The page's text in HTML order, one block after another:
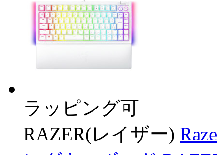
ラッピング可
RAZER(レイザー)